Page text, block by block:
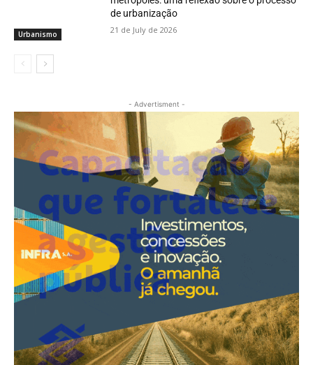
Urbanismo
de urbanização
21 de July de 2026
- Advertisment -